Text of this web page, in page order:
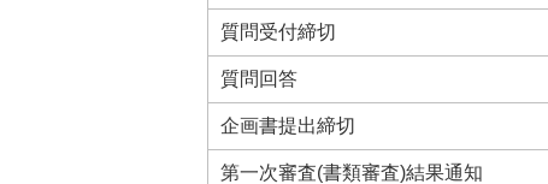
質問受付締切
質問回答
企画書提出締切
第一次審査(書類審査)結果通知